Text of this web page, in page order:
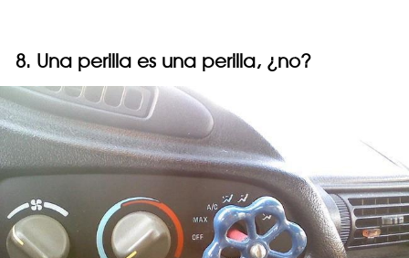
8. Una perilla es una perilla, ¿no?